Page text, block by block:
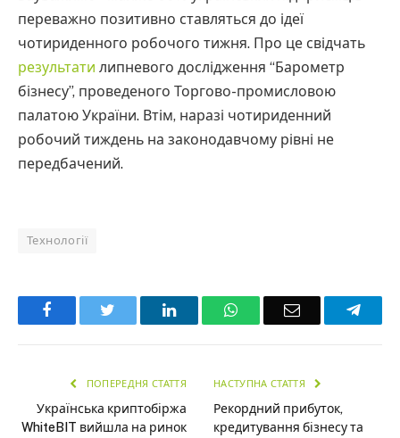
переважно позитивно ставляться до ідеї
чотириденного робочого тижня. Про це свідчать
результати липневого дослідження “Барометр
бізнесу”, проведеного Торгово-промисловою
палатою України. Втім, наразі чотириденний
робочий тиждень на законодавчому рівні не
передбачений.
Технології
Facebook LinkedInWhatsAppEmail
ПОПЕРЕДНЯ СТАТТЯ
Українська криптобіржа
WhiteBIT вийшла на ринок
НАСТУПНА СТАТТЯ
Рекордний прибуток,
кредитування бізнесу та